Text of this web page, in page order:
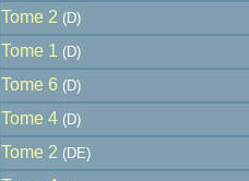
Tome 2 (D)
Tome 1
(D)
Tome 6 (D)
Tome 4 (D)
Tome 2 (DE)